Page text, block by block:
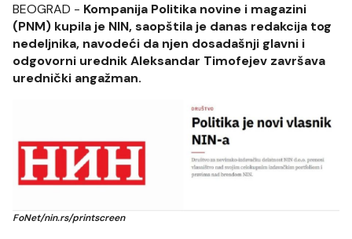
BEOGRAD - Kompanija Politika novine i magazini
(PNM) kupila je NIN, saopštila je danas redakcija tog
nedeljnika, navodeći da njen dosadašnji glavni i
odgovorni urednik Aleksandar Timofejev završava
urednički angažman.
FoNet/nin.rs/printscreen